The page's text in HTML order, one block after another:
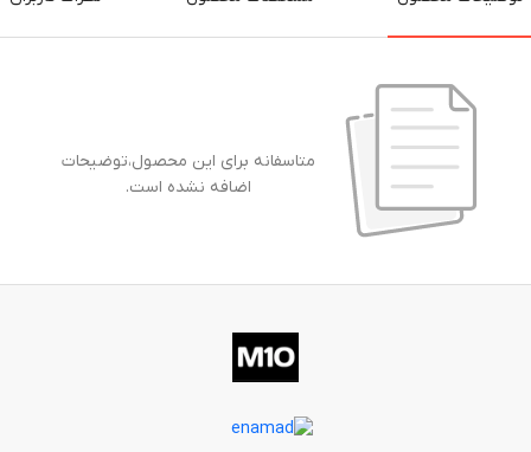
متاسفانه برای این محصول،توضیحات
اضافه نشده است.